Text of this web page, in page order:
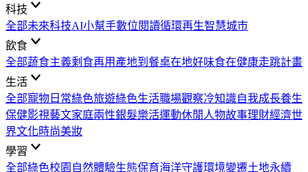
科技
全部未來科技AI小幫手數位閱讀循環再生智慧城市
飲食
全部蔬食主義剩食再用 產地到餐桌在地好味食在健康走跳計畫
生活
全部寵物日常綠色旅遊綠色生活職場觀察冷知識自我成長養生
保健影視藝文家庭兩性銀髮樂活運動休閒 人物故事理財經濟世
界文化時尚美妝
學習
全部綠色校園 自然體驗生態保育海洋守護環境變遷土地永續